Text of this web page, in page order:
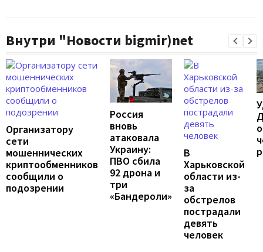
Внутри "Новости bigmir)net
Организатору
сети
мошеннических
криптообменников
сообщили о
подозрении
Россия
вновь
атаковала
Украину:
ПВО сбила
92 дрона и
три
«Бандероли»
В
Харьковской
области из-
за
обстрелов
пострадали
девять
человек